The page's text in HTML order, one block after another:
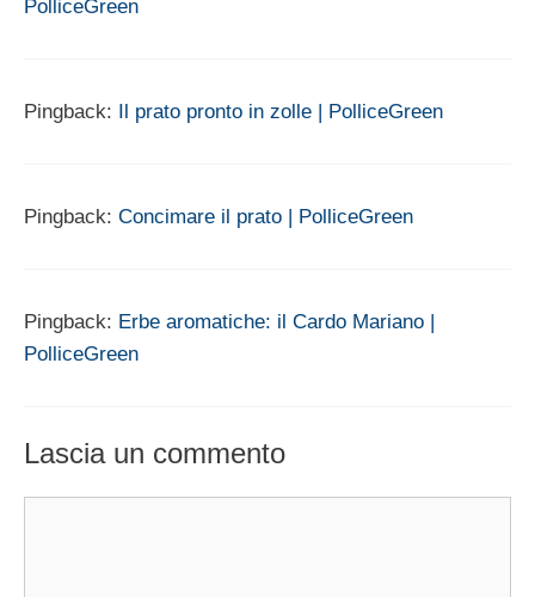
PolliceGreen
Pingback: Il prato pronto in zolle | PolliceGreen
Pingback: Concimare il prato | PolliceGreen
Pingback: Erbe aromatiche: il Cardo Mariano |
PolliceGreen
Lascia un commento